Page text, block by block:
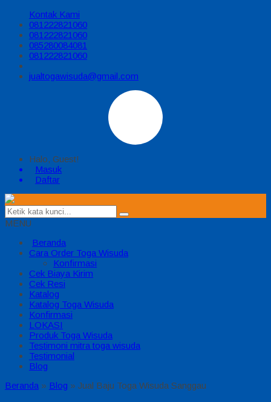
Kontak Kami
081222821060
081222821060
085280084081
081222821060
jualtogawisuda@gmail.com
Halo, Guest!
Masuk
Daftar
MENU
Beranda
Cara Order Toga Wisuda
Konfirmasi
Cek Biaya Kirim
Cek Resi
Katalog
Katalog Toga Wisuda
Konfirmasi
LOKASI
Produk Toga Wisuda
Testimoni mitra toga wisuda
Testimonial
Blog
Beranda » Blog » Jual Baju Toga Wisuda Sanggau